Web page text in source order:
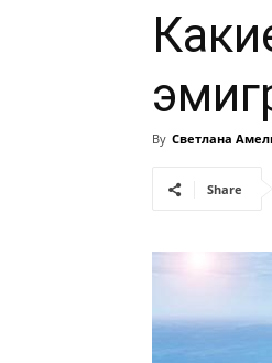
By Светлана
Share